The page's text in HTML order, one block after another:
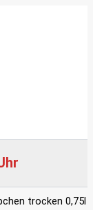
trocken 0,75l